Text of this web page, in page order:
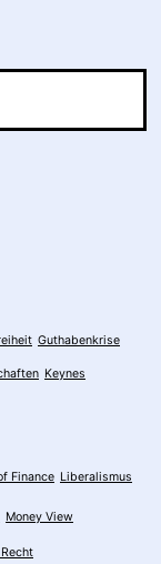
Guthabenkrise
Keynes
Finance Liberalismus
Money View